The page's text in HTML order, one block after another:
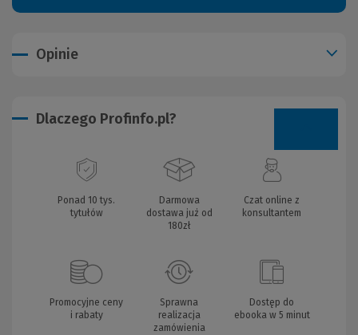
Opinie
Dlaczego Profinfo.pl?
Ponad 10 tys.
tytułów
Darmowa
dostawa już od
180zł
Czat online z
konsultantem
Promocyjne ceny
i rabaty
Sprawna
realizacja
zamówienia
Dostęp do
ebooka w 5 minut